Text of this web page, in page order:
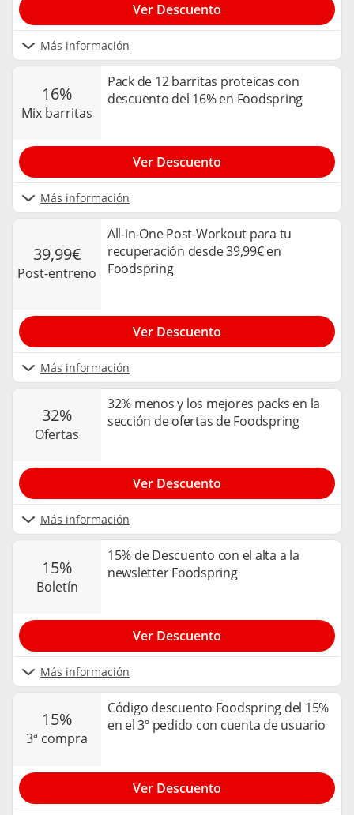
Más información
Ver Descuento
16%
mix barritas
Pack de 12 barritas proteicas con
descuento del 16% en Foodspring
Más información
Ver Descuento
39,99€
post-entreno
All-in-One Post-Workout para tu
recuperación desde 39,99€ en
Foodspring
Más información
Ver Descuento
32%
ofertas
32% menos y los mejores packs en la
sección de ofertas de Foodspring
Más información
Ver Descuento
15%
boletín
15% de Descuento con el alta a la
newsletter Foodspring
Más información
Ver Descuento
15%
3ª compra
Código descuento Foodspring del 15%
en el 3º pedido con cuenta de usuario
Ver Descuento